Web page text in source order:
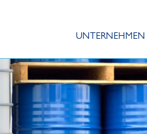
UNTERNEHMEN